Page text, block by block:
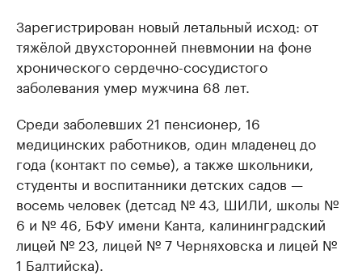
Зарегистрирован новый летальный исход: от
тяжёлой двухсторонней пневмонии на фоне
хронического сердечно-сосудистого
заболевания умер мужчина 68 лет.
Среди заболевших 21 пенсионер, 16
медицинских работников, один младенец до
года (контакт по семье), а также школьники,
студенты и воспитанники детских садов —
восемь человек (детсад № 43, ШИЛИ, школы №
6 и № 46, БФУ имени Канта, калининградский
лицей № 23, лицей № 7 Черняховска и лицей №
1 Балтийска).